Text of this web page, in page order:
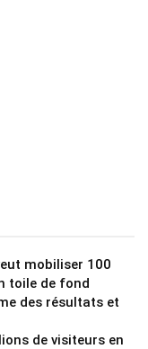
mobiliser 100
toile de fond
des résultats et
de visiteurs en